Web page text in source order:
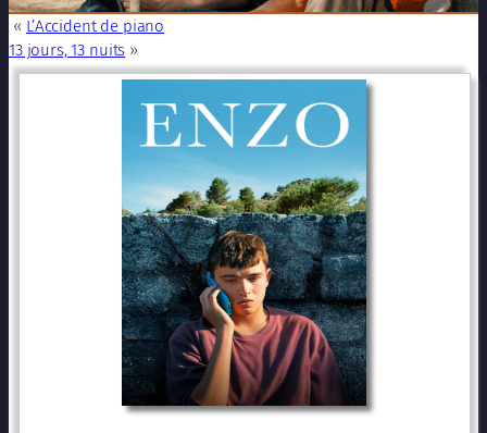
« L’Accident de piano
13 jours, 13 nuits »